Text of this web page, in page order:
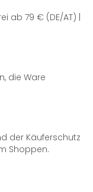
ab 79 € (DE/AT) |
die Ware
der Käuferschutz
Shoppen.